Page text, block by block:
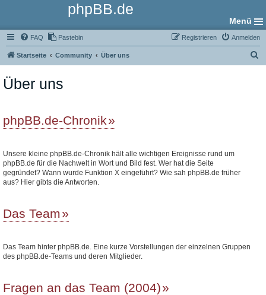
phpBB.de
Menü
FAQ Pastebin Anmelden
Registrieren
Startseite Community Über uns
Über uns
phpBB.de-Chronik
Unsere kleine phpBB.de-Chronik hält alle wichtigen Ereignisse rund um
phpBB.de für die Nachwelt in Wort und Bild fest. Wer hat die Seite
gegründet? Wann wurde Funktion X eingeführt? Wie sah phpBB.de früher
aus? Hier gibts die Antworten.
Das Team
Das Team hinter phpBB.de. Eine kurze Vorstellungen der einzelnen Gruppen
des phpBB.de-Teams und deren Mitglieder.
Fragen an das Team (2004)